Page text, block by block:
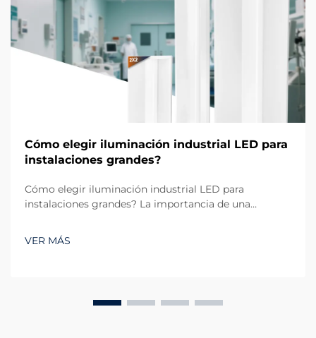
Cómo elegir iluminación industrial LED para
instalaciones grandes?
Cómo elegir iluminación industrial LED para
instalaciones grandes? La importancia de una
gran escala. Al gestionar instalaciones grandes como
almacenes, plantas de fabricación o centros
VER MÁS